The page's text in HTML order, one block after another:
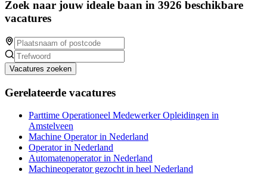
Zoek naar jouw ideale baan in 3926 beschikbare
vacatures
Vacatures zoeken
Gerelateerde vacatures
Parttime Operationeel Medewerker Opleidingen in
Amstelveen
Machine Operator in Nederland
Operator in Nederland
Automatenoperator in Nederland
Machineoperator gezocht in heel Nederland